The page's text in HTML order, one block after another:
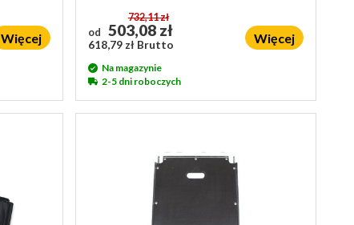
Więcej od
732,11 zł
503,08 zł
618,79 zł Brutto Więcej
Na magazynie
2-5 dni roboczych